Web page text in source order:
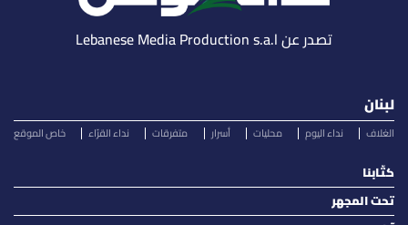
تصدر عن Lebanese Media Production s.a.l
لبنان
الغلاف نداء اليوم محليات أسرار متفرقات نداء القرّاء خاص الموقع
كتّابنا
تحت المجهر